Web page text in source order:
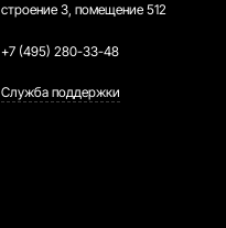
строение 3, помещение 512
+7 (495) 280-33-48
Служба поддержки